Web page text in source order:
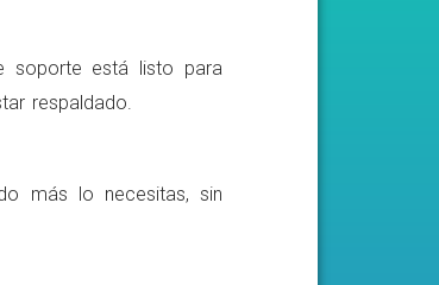
soporte está listo para
respaldado.
más lo necesitas, sin